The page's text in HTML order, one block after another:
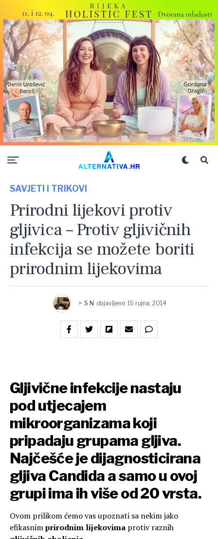
SAVJETI I TRIKOVI
Prirodni lijekovi protiv
gljivica – Protiv gljivičnih
infekcija se možete boriti
prirodnim lijekovima
> S N objavljeno 15 rujna, 2014
Gljivične infekcije nastaju
pod utjecajem
mikroorganizama koji
pripadaju grupama gljiva.
Najčešće je dijagnosticirana
gljiva Candida a samo u ovoj
grupi ima ih više od 20 vrsta.
Ovom prilikom ćemo vas upoznati sa nekim jako
efikasnimprirodnim lijekovima protiv raznih